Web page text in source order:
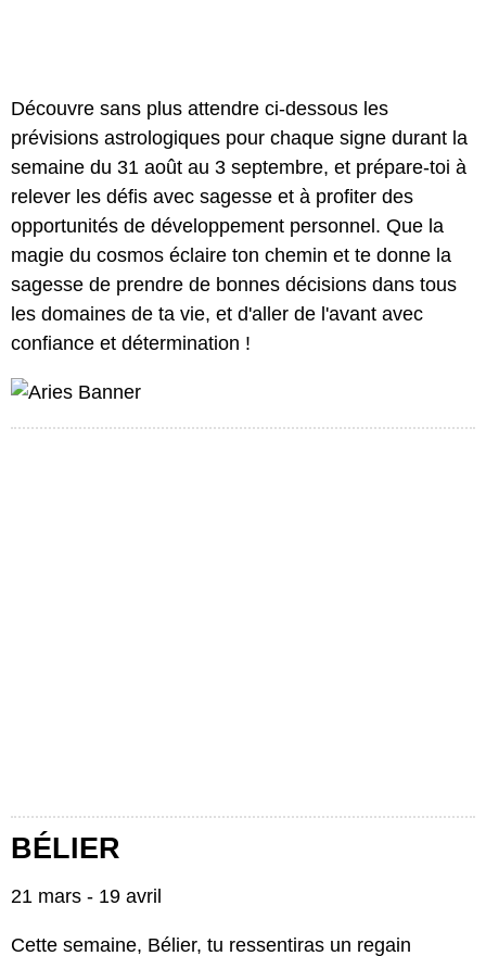
Découvre sans plus attendre ci-dessous les
prévisions astrologiques pour chaque signe durant la
semaine du 31 août au 3 septembre, et prépare-toi à
relever les défis avec sagesse et à profiter des
opportunités de développement personnel. Que la
magie du cosmos éclaire ton chemin et te donne la
sagesse de prendre de bonnes décisions dans tous
les domaines de ta vie, et d'aller de l'avant avec
confiance et détermination !
BÉLIER
21 mars - 19 avril
Cette semaine, Bélier, tu ressentiras un regain